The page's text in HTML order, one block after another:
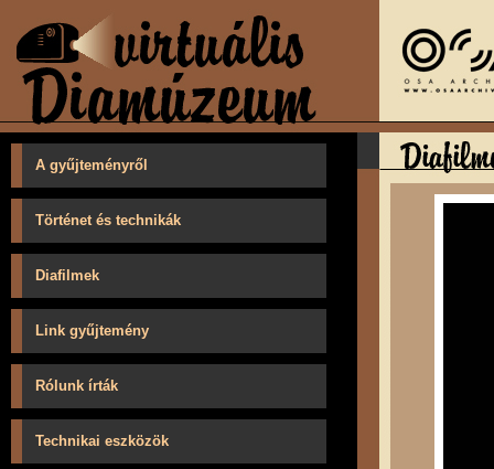
A gyűjteményről
Történet és technikák
Diafilmek
Link gyűjtemény
Rólunk írták
Technikai eszközök